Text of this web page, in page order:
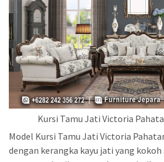
Kursi Tamu Jati Victoria
Model Kursi Tamu Jati Victoria
dengan kerangka kayu jati yang